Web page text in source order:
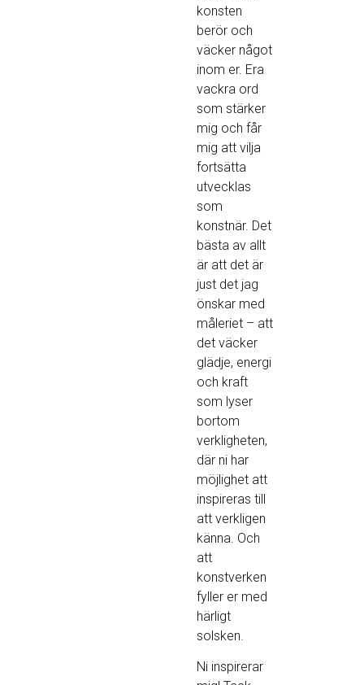
konsten
berör och
väcker något
inom er. Era
vackra ord
som stärker
mig och får
mig att vilja
fortsätta
utvecklas
som
konstnär. Det
bästa av allt
är att det är
just det jag
önskar med
måleriet – att
det väcker
glädje, energi
och kraft
som lyser
bortom
verkligheten,
där ni har
möjlighet att
inspireras till
att verkligen
känna. Och
att
konstverken
fyller er med
härligt
solsken.
Ni inspirerar